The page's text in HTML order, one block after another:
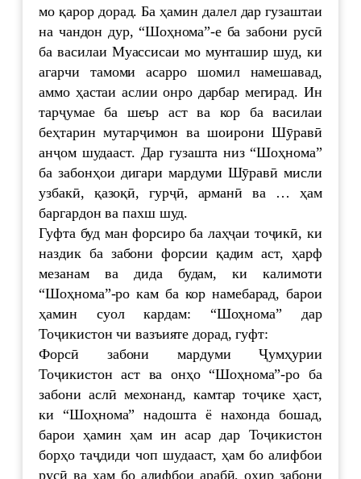
мо қарор дорад. Ба ҳамин далел дар гузаштаи
на чандон дур, “Шоҳнома”-е ба забони русӣ
ба василаи Муассисаи мо мунташир шуд, ки
агарчи тамоми асарро шомил намешавад,
аммо ҳастаи аслии онро дарбар мегирад. Ин
тарҷумае ба шеър аст ва кор ба василаи
беҳтарин мутарҷимон ва шоирони Шӯравӣ
анҷом шудааст. Дар гузашта низ “Шоҳнома”
ба забонҳои дигари мардуми Шӯравӣ мисли
узбакӣ, қазоқӣ, гурҷӣ, арманӣ ва … ҳам
баргардон ва пахш шуд.
Гуфта буд ман форсиро ба лаҳҷаи тоҷикӣ, ки
наздик ба забони форсии қадим аст, ҳарф
мезанам ва дида будам, ки калимоти
“Шоҳнома”-ро кам ба кор намебарад, барои
ҳамин суол кардам: “Шоҳнома” дар
Тоҷикистон чи вазъияте дорад, гуфт:
Форсӣ забони мардуми Ҷумҳурии
Тоҷикистон аст ва онҳо “Шоҳнома”-ро ба
забони аслӣ мехонанд, камтар тоҷике ҳаст,
ки “Шоҳнома” надошта ё нахонда бошад,
барои ҳамин ҳам ин асар дар Тоҷикистон
борҳо таҷдиди чоп шудааст, ҳам бо алифбои
русӣ ва ҳам бо алифбои арабӣ, охир забони